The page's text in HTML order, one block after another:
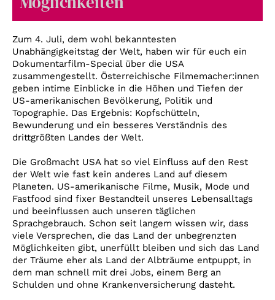
Account
Zum 4. Juli, dem wohl bekanntesten
Unabhängigkeitstag der Welt, haben wir für euch ein
Dokumentarfilm-Special über die USA
zusammengestellt. Österreichische Filmemacher:innen
geben intime Einblicke in die Höhen und Tiefen der
US-amerikanischen Bevölkerung, Politik und
Topographie. Das Ergebnis: Kopfschütteln,
Bewunderung und ein besseres Verständnis des
drittgrößten Landes der Welt.
Die Großmacht USA hat so viel Einfluss auf den Rest
der Welt wie fast kein anderes Land auf diesem
Planeten. US-amerikanische Filme, Musik, Mode und
Fastfood sind fixer Bestandteil unseres Lebensalltags
und beeinflussen auch unseren täglichen
Sprachgebrauch. Schon seit langem wissen wir, dass
viele Versprechen, die das Land der unbegrenzten
Möglichkeiten gibt, unerfüllt bleiben und sich das Land
der Träume eher als Land der Albträume entpuppt, in
dem man schnell mit drei Jobs, einem Berg an
Schulden und ohne Krankenversicherung dasteht.